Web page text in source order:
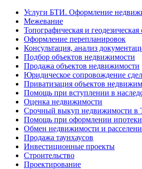
Услуги БТИ. Оформление
Межевание
Топографическая и геодезическая
Оформление перепланировок
Консультация, анализ
Подбор объектов недвижимости
Продажа объектов недвижимости
Юридическое сопровождение
Приватизация объектов
Помощь при вступлении в
Оценка недвижимости
Срочный выкуп недвижимости в
Помощь при оформлении ипотеки
Обмен недвижимости и
Продажа таунхаусов
Инвестиционные проекты
Строительство
Проектирование